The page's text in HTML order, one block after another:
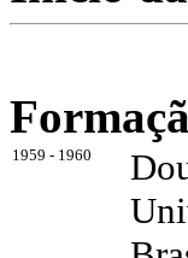
1959 - 1960